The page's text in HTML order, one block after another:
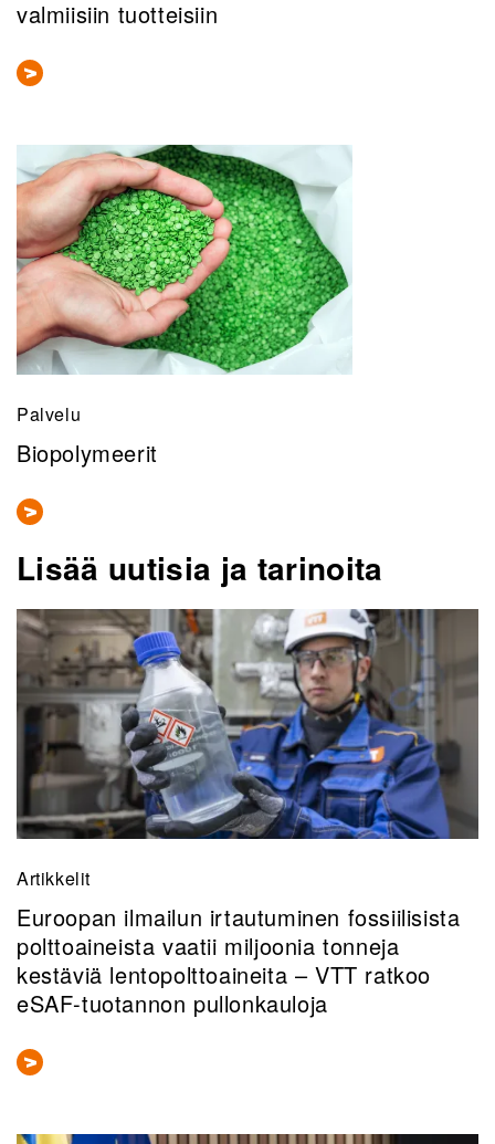
valmiisiin tuotteisiin
Palvelu
Biopolymeerit
Lisää uutisia ja tarinoita
Artikkelit
Euroopan ilmailun irtautuminen fossiilisista
polttoaineista vaatii miljoonia tonneja
kestäviä lentopolttoaineita – VTT ratkoo
eSAF-tuotannon pullonkauloja